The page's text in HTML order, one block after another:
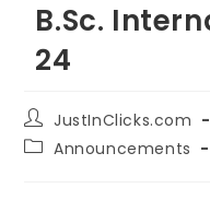
B.Sc.
24
JustInClicks.com
Announcements